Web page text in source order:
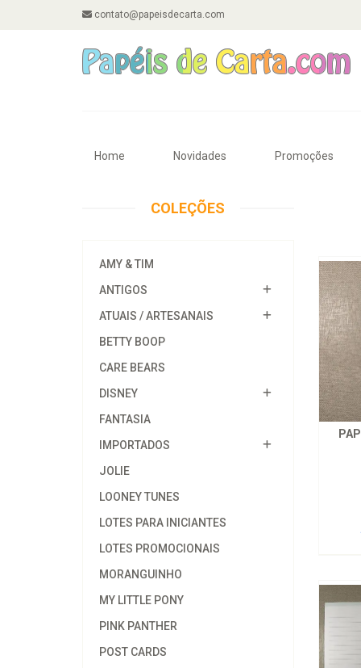
contato@papeisdecarta.com
Home Novidades Promoções
COLEÇÕES
AMY & TIM
ANTIGOS
ATUAIS / ARTESANAIS
BETTY BOOP
CARE BEARS
DISNEY
FANTASIA
IMPORTADOS
JOLIE
LOONEY TUNES
LOTES PARA INICIANTES
LOTES PROMOCIONAIS
MORANGUINHO
MY LITTLE PONY
PINK PANTHER
POST CARDS